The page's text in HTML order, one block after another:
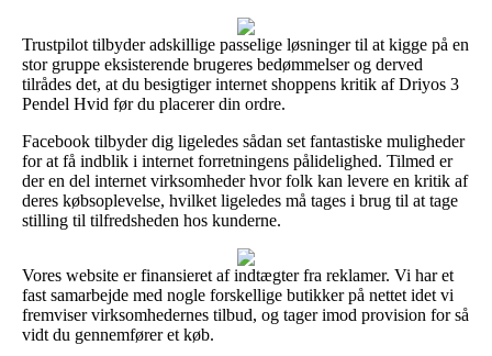
Trustpilot tilbyder adskillige passelige løsninger til at kigge på en
stor gruppe eksisterende brugeres bedømmelser og derved
tilrådes det, at du besigtiger internet shoppens kritik af Driyos 3
Pendel Hvid før du placerer din ordre.
Facebook tilbyder dig ligeledes sådan set fantastiske muligheder
for at få indblik i internet forretningens pålidelighed. Tilmed er
der en del internet virksomheder hvor folk kan levere en kritik af
deres købsoplevelse, hvilket ligeledes må tages i brug til at tage
stilling til tilfredsheden hos kunderne.
Vores website er finansieret af indtægter fra reklamer. Vi har et
fast samarbejde med nogle forskellige butikker på nettet idet vi
fremviser virksomhedernes tilbud, og tager imod provision for så
vidt du gennemfører et køb.